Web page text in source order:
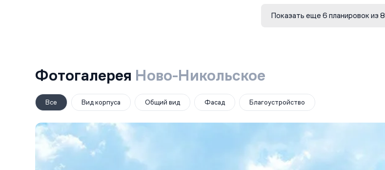
Показать еще 6 планировок из 8
Фотогалерея Ново-Никольское
Все Вид корпуса Общий вид Фасад Благоустройство